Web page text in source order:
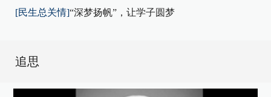
[民生总关情]“深梦扬帆”，让学子圆梦
追思